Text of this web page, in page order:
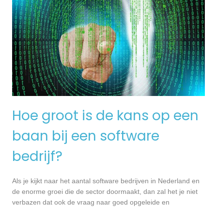
Hoe groot is de kans op een
baan bij een software
bedrijf?
Als je kijkt naar het aantal software bedrijven in Nederland en
de enorme groei die de sector doormaakt, dan zal het je niet
verbazen dat ook de vraag naar goed opgeleide en